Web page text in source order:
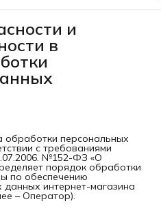
и
в
персональных
с требованиями
№152-ФЗ «О
порядок обработки
по обеспечению
интернет-магазина
– Оператор).